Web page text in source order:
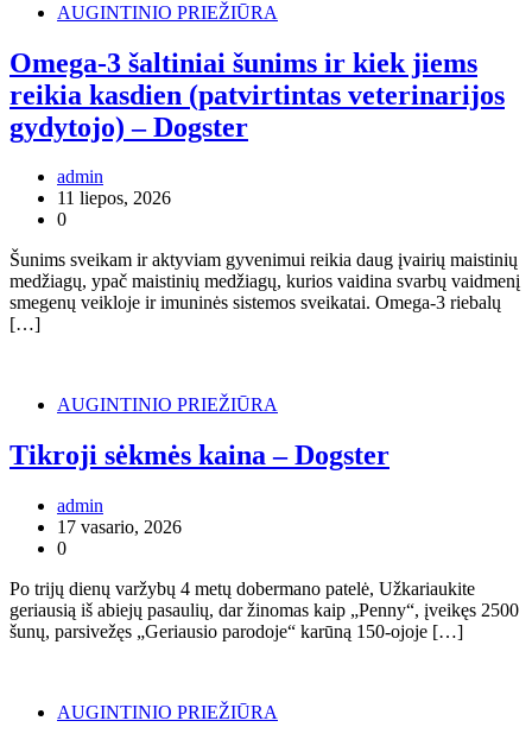
AUGINTINIO PRIEŽIŪRA
Omega-3 šaltiniai šunims ir kiek jiems
reikia kasdien (patvirtintas veterinarijos
gydytojo) – Dogster
admin
11 liepos, 2026
0
Šunims sveikam ir aktyviam gyvenimui reikia daug įvairių maistinių
medžiagų, ypač maistinių medžiagų, kurios vaidina svarbų vaidmenį
smegenų veikloje ir imuninės sistemos sveikatai. Omega-3 riebalų
[…]
AUGINTINIO PRIEŽIŪRA
Tikroji sėkmės kaina – Dogster
admin
17 vasario, 2026
0
Po trijų dienų varžybų 4 metų dobermano patelė, Užkariaukite
geriausią iš abiejų pasaulių, dar žinomas kaip „Penny“, įveikęs 2500
šunų, parsivežęs „Geriausio parodoje“ karūną 150-ojoje […]
AUGINTINIO PRIEŽIŪRA